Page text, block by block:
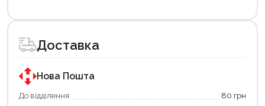
товар
для
покупки
державною
програмою
«Національний
кешбек».
Доставка
Нова Пошта
До відділення
80 грн